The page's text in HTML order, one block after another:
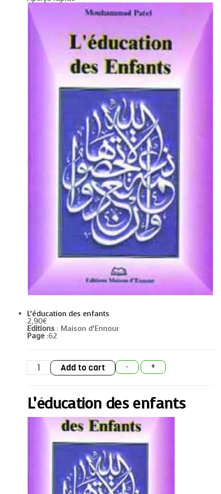
L’éducation des enfants
2,90€
Editions : Maison d’Ennour
Page:62
-
L’éducation
enfants
+
Add to cart
L’éducation des enfants